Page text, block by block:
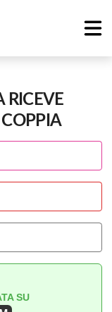
RICEVE
SU